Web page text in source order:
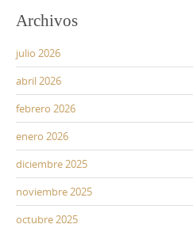
Archivos
julio 2026
abril 2026
febrero 2026
enero 2026
diciembre 2025
noviembre 2025
octubre 2025